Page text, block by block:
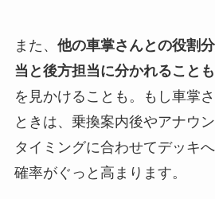
また、 他の車掌さんとの役割
当と後方担当に分かれること
を見かけることも。もし車掌
ときは、乗換案内後やアナウ
タイミングに合わせてデッキ
確率がぐっと高まります。